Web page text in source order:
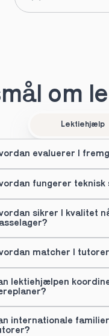
om
Lektiehjælp
evaluerer I
fungerer
sikrer I kvalitet
matcher I
lektiehjælpen
internationale